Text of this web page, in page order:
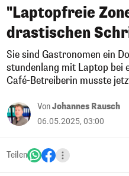
"Laptopfreie
drastischen
Sie sind Gastronomen ein
stundenlang mit Laptop bei
Café-Betreiberin musste
VonJohannes Rausch
06.05.2025, 03:00
Teilen